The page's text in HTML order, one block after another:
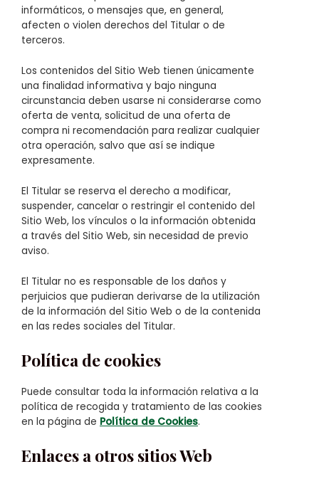
informáticos, o mensajes que, en general,
afecten o violen derechos del Titular o de
terceros.
Los contenidos del Sitio Web tienen únicamente
una finalidad informativa y bajo ninguna
circunstancia deben usarse ni considerarse como
oferta de venta, solicitud de una oferta de
compra ni recomendación para realizar cualquier
otra operación, salvo que así se indique
expresamente.
El Titular se reserva el derecho a modificar,
suspender, cancelar o restringir el contenido del
Sitio Web, los vínculos o la información obtenida
a través del Sitio Web, sin necesidad de previo
aviso.
El Titular no es responsable de los daños y
perjuicios que pudieran derivarse de la utilización
de la información del Sitio Web o de la contenida
en las redes sociales del Titular.
Política de cookies
Puede consultar toda la información relativa a la
política de recogida y tratamiento de las cookies
en la página de Política de Cookies.
Enlaces a otros sitios Web